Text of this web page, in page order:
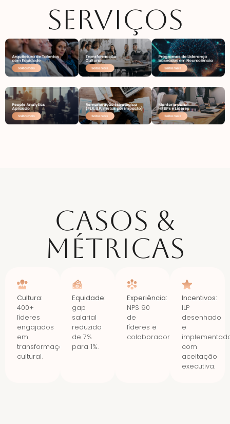
SERVIÇOS
Casos &
Métricas
Cultura:
400+
líderes
engajados
em
transformação
cultural.
Equidade:
gap
salarial
reduzido
de 7%
para 1%.
Experiência:
NPS 90
de
líderes e
colaboradores.
Incentivos:
ILP
desenhado
e
com
aceitação
executiva.